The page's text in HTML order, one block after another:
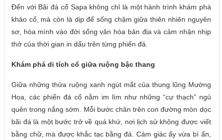
Đến với Bãi đá cổ Sapa không chỉ là một hành trình khám phá
khảo cổ, mà còn là dịp để sống chậm giữa thiên nhiên nguyên
sơ, hòa mình vào đời sống văn hóa bản địa và cảm nhận nhịp
thở của thời gian in dấu trên từng phiến đá.
Khám phá di tích cổ giữa ruộng bậc thang
Giữa những thửa ruộng xanh ngút mắt của thung lũng Mường
Hoa, các phiến đá cổ nằm im lìm như những “cự thạch” ngủ
quên trong nắng sớm. Mỗi bước chân trên con đường mòn dọc
bãi đá là một bước trở về quá khứ, nơi lịch sử không được viết
bằng chữ, mà được khắc tạc bằng đá. Cảm giác ấy vừa bí ẩn,